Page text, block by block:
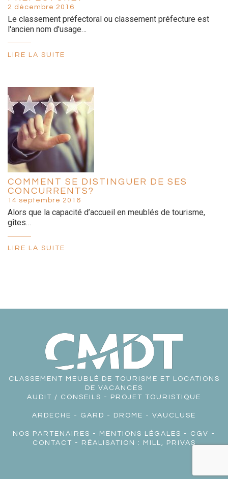
2 décembre 2016
Le classement préfectoral ou classement préfecture est
l'ancien nom d'usage…
LIRE LA SUITE
COMMENT SE DISTINGUER DE SES
CONCURRENTS?
14 septembre 2016
Alors que la capacité d’accueil en meublés de tourisme,
gîtes…
LIRE LA SUITE
CLASSEMENT MEUBLÉ DE TOURISME ET LOCATIONS
DE VACANCES
AUDIT / CONSEILS - PROJET TOURISTIQUE
ARDECHE - GARD - DROME - VAUCLUSE
NOS PARTENAIRES - MENTIONS LÉGALES - CGV -
CONTACT - RÉALISATION : MILL, PRIVAS